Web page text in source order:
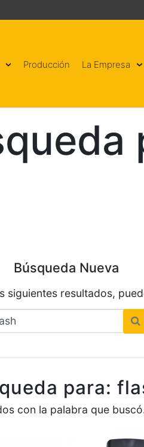
Producción La Empresa
Búsqueda Nueva
siguientes resultados,
para:
con la palabra que